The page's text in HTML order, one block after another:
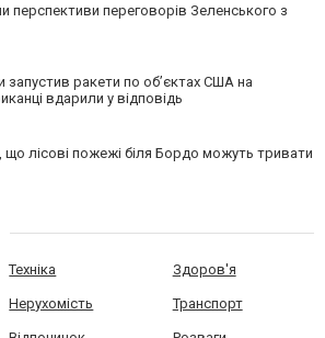
перспективи переговорів Зеленського з
запустив ракети по обʼєктах США на
вдарили у відповідь
що лісові пожежі біля Бордо можуть тривати
Техніка Здоров'я
Нерухомість Транспорт